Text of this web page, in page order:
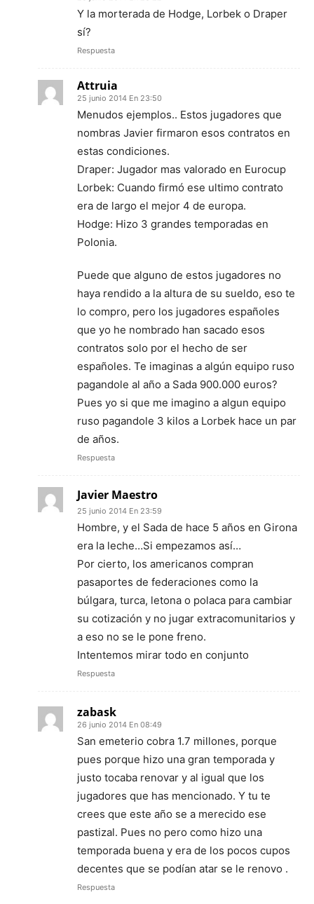
Y la morterada de Hodge, Lorbek o Draper
sí?
Respuesta
Attruia
25 junio 2014 En 23:50
Menudos ejemplos.. Estos jugadores que
nombras Javier firmaron esos contratos en
estas condiciones.
Draper: Jugador mas valorado en Eurocup
Lorbek: Cuando firmó ese ultimo contrato
era de largo el mejor 4 de europa.
Hodge: Hizo 3 grandes temporadas en
Polonia.
Puede que alguno de estos jugadores no
haya rendido a la altura de su sueldo, eso te
lo compro, pero los jugadores españoles
que yo he nombrado han sacado esos
contratos solo por el hecho de ser
españoles. Te imaginas a algún equipo ruso
pagandole al año a Sada 900.000 euros?
Pues yo si que me imagino a algun equipo
ruso pagandole 3 kilos a Lorbek hace un par
de años.
Respuesta
Javier Maestro
25 junio 2014 En 23:59
Hombre, y el Sada de hace 5 años en Girona
era la leche…Si empezamos así…
Por cierto, los americanos compran
pasaportes de federaciones como la
búlgara, turca, letona o polaca para cambiar
su cotización y no jugar extracomunitarios y
a eso no se le pone freno.
Intentemos mirar todo en conjunto
Respuesta
zabask
26 junio 2014 En 08:49
San emeterio cobra 1.7 millones, porque
pues porque hizo una gran temporada y
justo tocaba renovar y al igual que los
jugadores que has mencionado. Y tu te
crees que este año se a merecido ese
pastizal. Pues no pero como hizo una
temporada buena y era de los pocos cupos
decentes que se podían atar se le renovo .
Respuesta